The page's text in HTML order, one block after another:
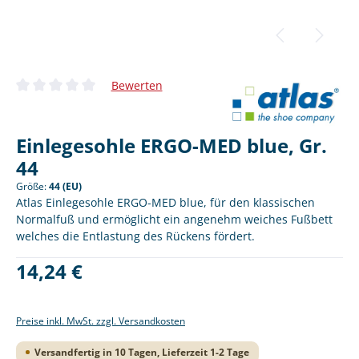
Durchschnittliche Bewertung von 0 von 5 Sternen
Bewerten
Einlegesohle ERGO-MED blue, Gr.
44
Größe:44 (EU)
Atlas Einlegesohle ERGO-MED blue, für den klassischen
Normalfuß und ermöglicht ein angenehm weiches Fußbett
welches die Entlastung des Rückens fördert.
Regulärer Preis:
14,24 €
Preise inkl. MwSt. zzgl. Versandkosten
Versandfertig in 10 Tagen, Lieferzeit 1-2 Tage